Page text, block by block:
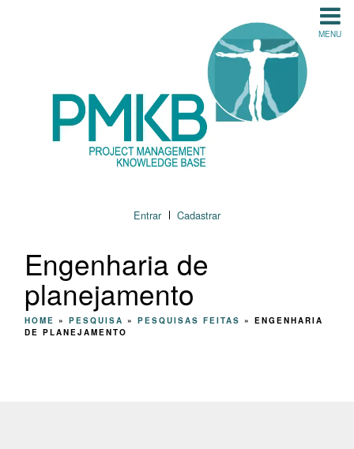
MENU
Entrar Cadastrar
Engenharia de
planejamento
HOME » PESQUISA » PESQUISAS FEITAS » ENGENHARIA
DE PLANEJAMENTO